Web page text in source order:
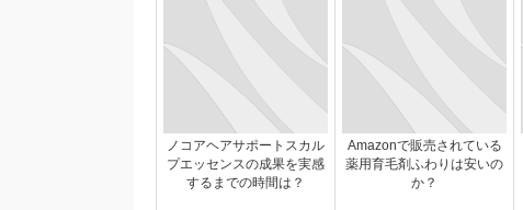
ノコアヘアサポートスカル
プエッセンスの成果を実感
するまでの時間は？
Amazonで販売されている
薬用育毛剤ふわりは安いの
か？